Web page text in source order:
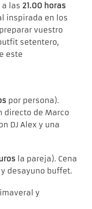
a las 21.00 horas
inspirada en los
vuestro
setentero,
este
por persona).
directo de Marco
DJ Alex y una
la pareja). Cena
desayuno buffet.
y